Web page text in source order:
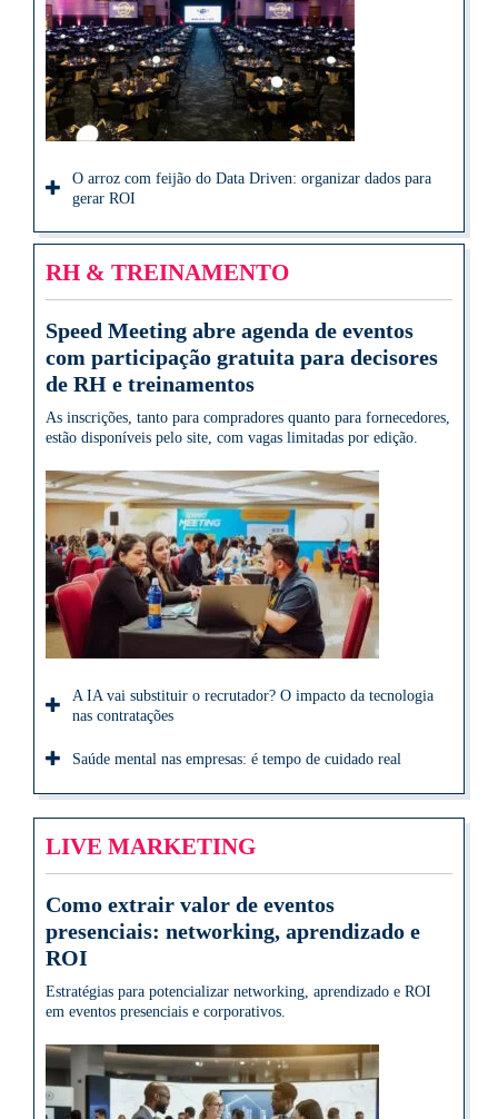
O arroz com feijão do Data Driven: organizar dados para
gerar ROI
RH & TREINAMENTO
Speed Meeting abre agenda de eventos
com participação gratuita para decisores
de RH e treinamentos
As inscrições, tanto para compradores quanto para fornecedores,
estão disponíveis pelo site, com vagas limitadas por edição.
A IA vai substituir o recrutador? O impacto da tecnologia
nas contratações
Saúde mental nas empresas: é tempo de cuidado real
LIVE MARKETING
Como extrair valor de eventos
presenciais: networking, aprendizado e
ROI
Estratégias para potencializar networking, aprendizado e ROI
em eventos presenciais e corporativos.